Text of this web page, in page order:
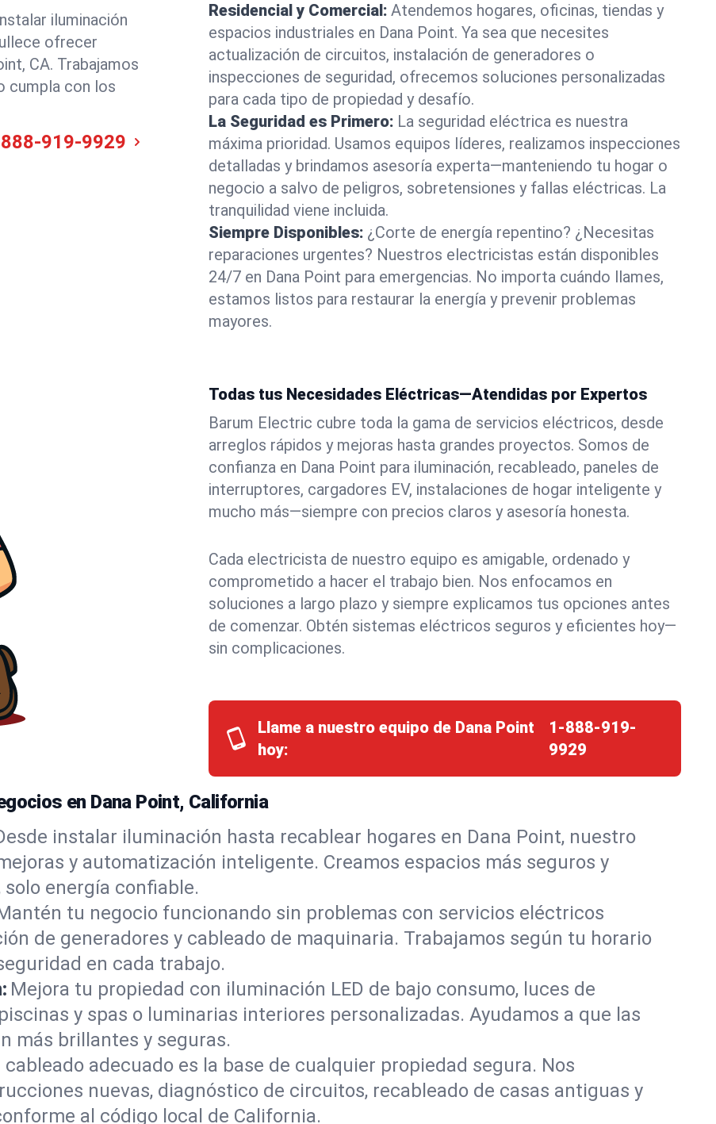
iluminación
ofrecer
CA. Trabajamos
cumpla con los
919-9929
Residencial y Comercial: Atendemos hogares, oficinas, tiendas y
espacios industriales en Dana Point. Ya sea que necesites
actualización de circuitos, instalación de generadores o
inspecciones de seguridad, ofrecemos soluciones personalizadas
para cada tipo de propiedad y desafío.
La Seguridad es Primero: La seguridad eléctrica es nuestra
máxima prioridad. Usamos equipos líderes, realizamos inspecciones
detalladas y brindamos asesoría experta—manteniendo tu hogar o
negocio a salvo de peligros, sobretensiones y fallas eléctricas. La
tranquilidad viene incluida.
Siempre Disponibles: ¿Corte de energía repentino? ¿Necesitas
reparaciones urgentes? Nuestros electricistas están disponibles
24/7 en Dana Point para emergencias. No importa cuándo llames,
estamos listos para restaurar la energía y prevenir problemas
mayores.
Todas tus Necesidades Eléctricas—Atendidas por Expertos
Barum Electric cubre toda la gama de servicios eléctricos, desde
arreglos rápidos y mejoras hasta grandes proyectos. Somos de
confianza en Dana Point para iluminación, recableado, paneles de
interruptores, cargadores EV, instalaciones de hogar inteligente y
mucho más—siempre con precios claros y asesoría honesta.
Cada electricista de nuestro equipo es amigable, ordenado y
comprometido a hacer el trabajo bien. Nos enfocamos en
soluciones a largo plazo y siempre explicamos tus opciones antes
de comenzar. Obtén sistemas eléctricos seguros y eficientes hoy—
sin complicaciones.
Llame a nuestro equipo de Dana Point
hoy:
1-888-919-
9929
en Dana Point, California
instalar iluminación hasta recablear hogares en Dana Point, nuestro
y automatización inteligente. Creamos espacios más seguros y
energía confiable.
tu negocio funcionando sin problemas con servicios eléctricos
de generadores y cableado de maquinaria. Trabajamos según tu horario
en cada trabajo.
Mejora tu propiedad con iluminación LED de bajo consumo, luces de
y spas o luminarias interiores personalizadas. Ayudamos a que las
más brillantes y seguras.
cableado adecuado es la base de cualquier propiedad segura. Nos
nuevas, diagnóstico de circuitos, recableado de casas antiguas y
al código local de California.